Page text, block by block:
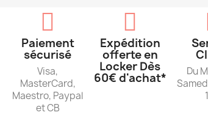
Paiement
sécurisé
Visa,
MasterCard,
Maestro, Paypal
et CB
Expédition
offerte en
Locker Dès
60€ d'achat*
Du